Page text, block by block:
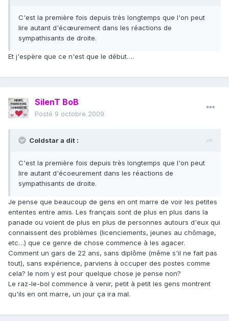
C'est la première fois depuis très longtemps que l'on peut
lire autant d'écœurement dans les réactions de
sympathisants de droite.
Et j'espère que ce n'est que le début….
SilenT BoB
Posté 9 octobre 2009
Coldstar a dit :
C'est la première fois depuis très longtemps que l'on peut
lire autant d'écoeurement dans les réactions de
sympathisants de droite.
Je pense que beaucoup de gens en ont marre de voir les petites
ententes entre amis. Les français sont de plus en plus dans la
panade ou voient de plus en plus de personnes autours d'eux qui
connaissent des problèmes (licenciements, jeunes au chômage,
etc…) que ce genre de chose commence à les agacer.
Comment un gars de 22 ans, sans diplôme (même s'il ne fait pas
tout), sans expérience, parviens à occuper des postes comme
cela? le nom y est pour quelque chose je pense non?
Le raz-le-bol commence à venir, petit à petit les gens montrent
qu'ils en ont marre, un jour ça ira mal.